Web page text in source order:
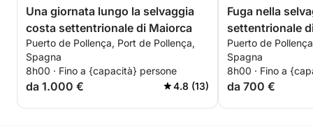
Una giornata lungo la selvaggia
costa settentrionale di Maiorca
Puerto de Pollença, Port de Pollença,
Spagna
8h00 · Fino a {capacità} persone
da 1.000 € 4.8 (13)
Fuga nella
settentrionale
Puerto de
Spagna
8h00 · Fino a
da 700 €